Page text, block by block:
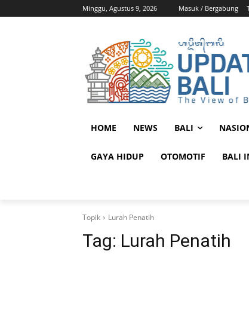
Minggu, Agustus 9, 2026 Masuk / Bergabung
HOME NEWS BALI
GAYA HIDUP OTOMOTIF BALI
Topik Lurah Penatih
Tag: Lurah Penatih